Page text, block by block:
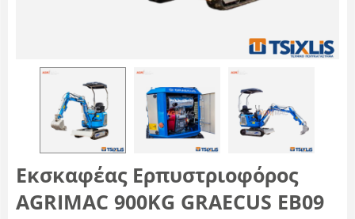
Εκσκαφέας Ερπυστριοφόρος
AGRIMAC 900KG GRAECUS EB09